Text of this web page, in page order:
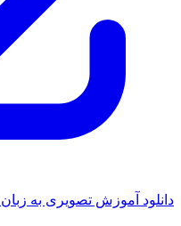
آموزش تصویری به زبان